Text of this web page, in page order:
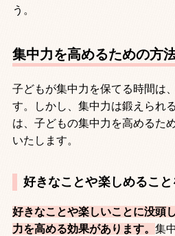
う。
集中力を高めるための方
子どもが集中力を保てる時間は
す。しかし、集中力は鍛えられ
は、子どもの集中力を高めるた
いたします。
好きなことや楽しめること
好きなことや楽しいことに没頭
力を高める効果があります。 集